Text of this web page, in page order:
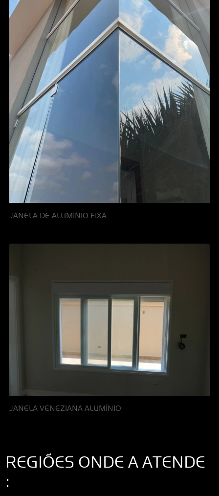
JANELA DE ALUMINIO FIXA
JANELA VENEZIANA ALUMÍNIO
REGIÕES ONDE A ATENDE
: